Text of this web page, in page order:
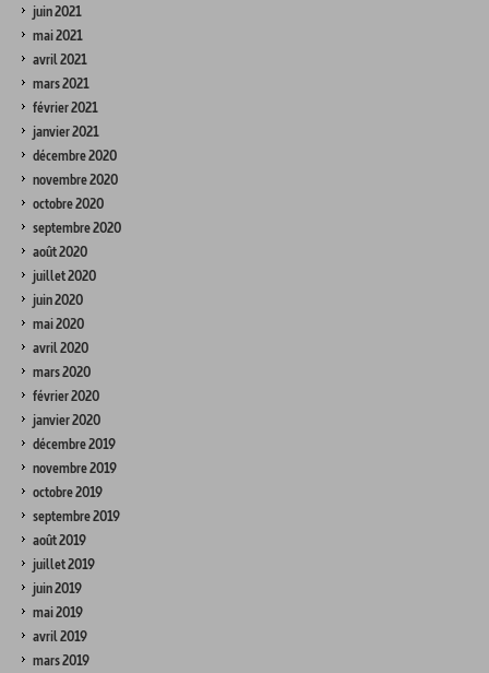
juin 2021
mai 2021
avril 2021
mars 2021
février 2021
janvier 2021
décembre 2020
novembre 2020
octobre 2020
septembre 2020
août 2020
juillet 2020
juin 2020
mai 2020
avril 2020
mars 2020
février 2020
janvier 2020
décembre 2019
novembre 2019
octobre 2019
septembre 2019
août 2019
juillet 2019
juin 2019
mai 2019
avril 2019
mars 2019